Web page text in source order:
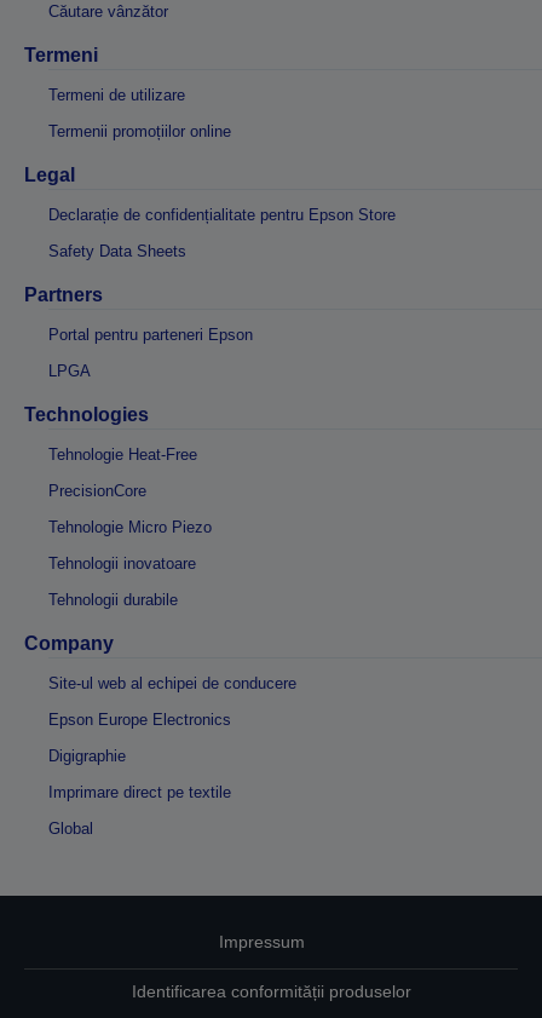
Căutare vânzător
Termeni
Termeni de utilizare
Termenii promoțiilor online
Legal
Declarație de confidențialitate pentru Epson Store
Safety Data Sheets
Partners
Portal pentru parteneri Epson
LPGA
Technologies
Tehnologie Heat-Free
PrecisionCore
Tehnologie Micro Piezo
Tehnologii inovatoare
Tehnologii durabile
Company
Site-ul web al echipei de conducere
Epson Europe Electronics
Digigraphie
Imprimare direct pe textile
Global
Impressum
Identificarea conformității produselor